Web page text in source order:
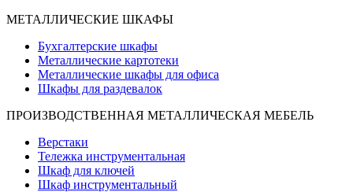
МЕТАЛЛИЧЕСКИЕ ШКАФЫ
Бухгалтерские шкафы
Металлические картотеки
Металлические шкафы для офиса
Шкафы для раздевалок
ПРОИЗВОДСТВЕННАЯ МЕТАЛЛИЧЕСКАЯ МЕБЕЛЬ
Верстаки
Тележка инструментальная
Шкаф для ключей
Шкаф инструментальный